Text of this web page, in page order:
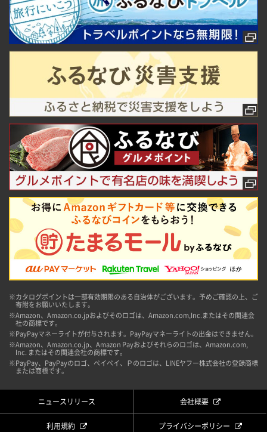
※カタログポイントは一部有効期限のある自治体がございます。予めご確認の上、ご
寄附をお願いいたします。
※Amazon、Amazon.co.jpおよびそのロゴは、Amazon.com,Inc.またはその関連会
社の商標です。
※PayPayマネーライトが付与されます。PayPayマネーライトの出金はできません。
※Amazon、Amazon.co.jp、Amazon Payおよびそれらのロゴは、Amazon.com,
Inc. またはその関連会社の商標です。
※PayPay、PayPayのロゴ、ペイペイ、Ｐのロゴは、LINEヤフー株式会社の登録商標
または商標です。
ニュースリリース 会社概要
利用規約 プライバシーポリシー